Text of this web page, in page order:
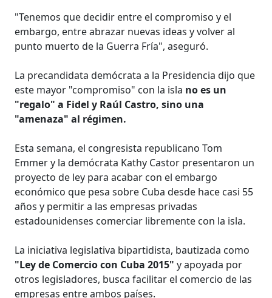
"Tenemos que decidir entre el compromiso y el
embargo, entre abrazar nuevas ideas y volver al
punto muerto de la Guerra Fría", aseguró.
La precandidata demócrata a la Presidencia dijo que
este mayor "compromiso" con la isla no es un
"regalo" a Fidel y Raúl Castro, sino una
"amenaza" al régimen.
Esta semana, el congresista republicano Tom
Emmer y la demócrata Kathy Castor presentaron un
proyecto de ley para acabar con el embargo
económico que pesa sobre Cuba desde hace casi 55
años y permitir a las empresas privadas
estadounidenses comerciar libremente con la isla.
La iniciativa legislativa bipartidista, bautizada como
"Ley de Comercio con Cuba 2015"y apoyada por
otros legisladores, busca facilitar el comercio de las
empresas entre ambos países.